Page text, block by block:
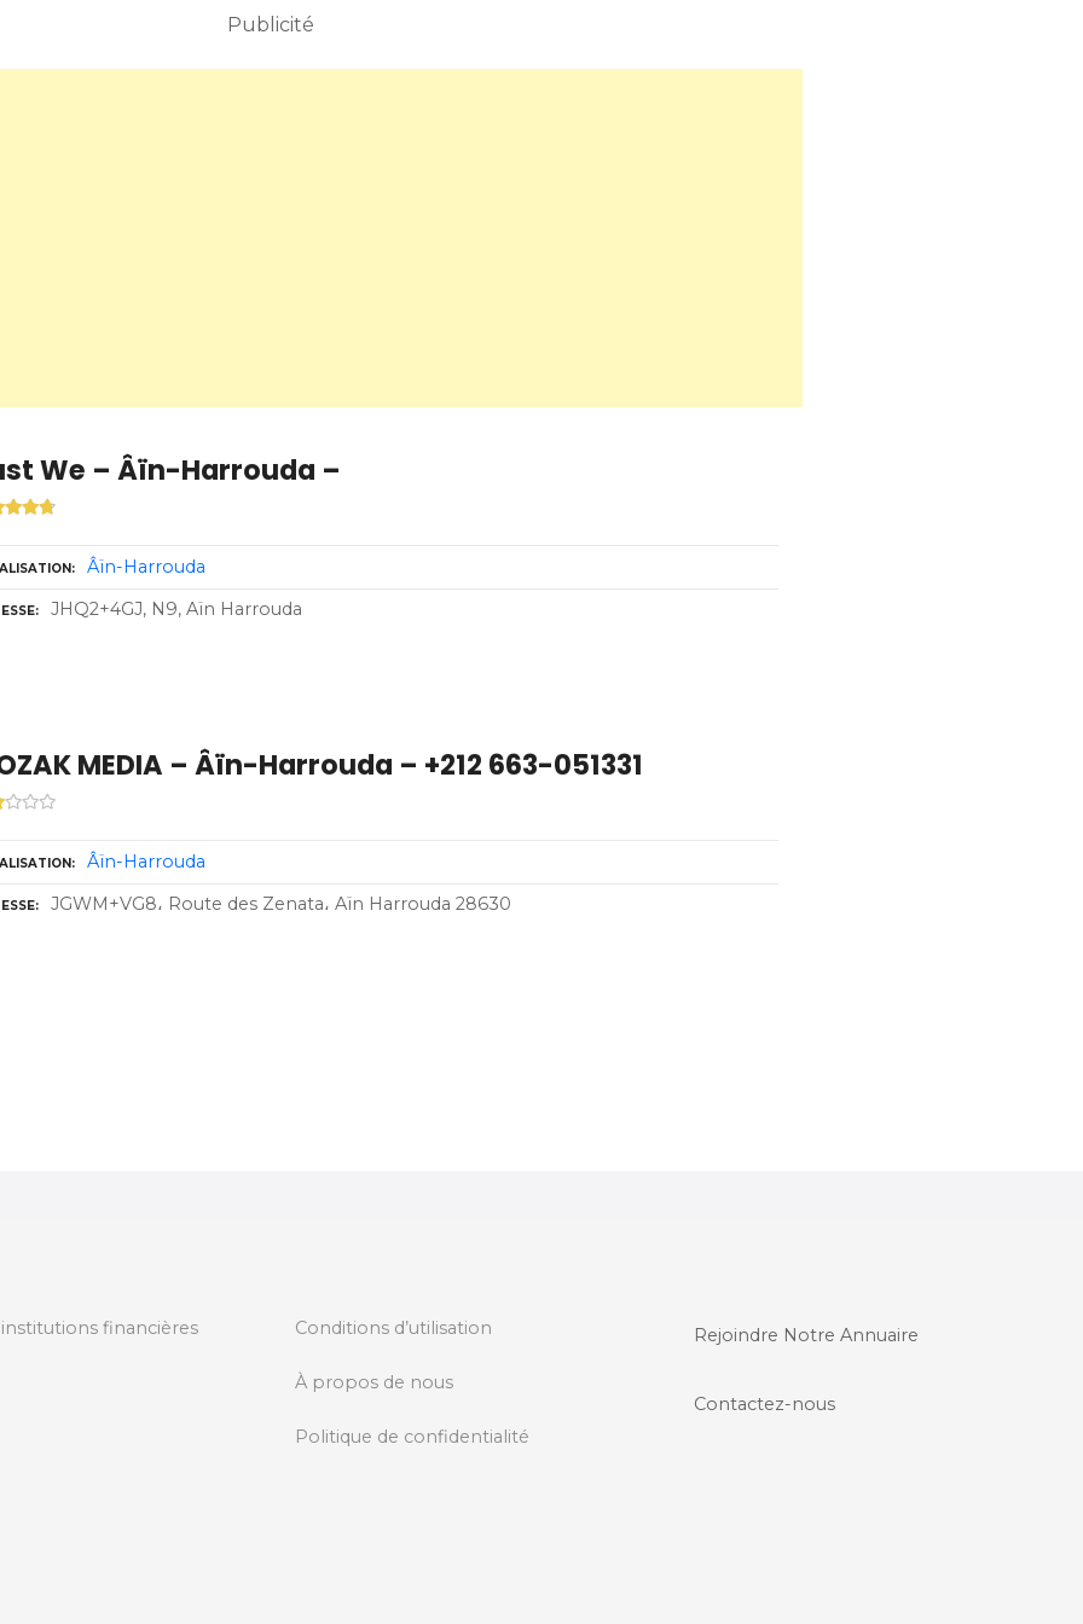
Publicité
We – Âïn-Harrouda –
Âïn-Harrouda
JHQ2+4GJ, N9, Aïn Harrouda
MEDIA – Âïn-Harrouda – +212 663-051331
Âïn-Harrouda
JGWM+VG8، Route des Zenata، Aïn Harrouda 28630
financières Conditions d’utilisation
À propos de nous
Politique de confidentialité
Rejoindre Notre Annuaire
Contactez-nous